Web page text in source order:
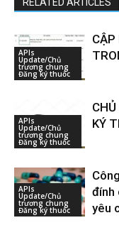
RELATED ARTICLES
APIs
Update/Chủ
trương chung
Đăng ký thuốc
CẬP
APIs
Update/Chủ
trương chung
Đăng ký thuốc
KÝ
APIs
Update/Chủ
trương chung
Đăng ký thuốc
đính
yêu